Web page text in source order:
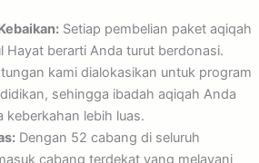
Setiap pembelian paket aqiqah
Hayat berarti Anda turut berdonasi.
kami dialokasikan untuk program
sehingga ibadah aqiqah Anda
keberkahan lebih luas.
Dengan 52 cabang di seluruh